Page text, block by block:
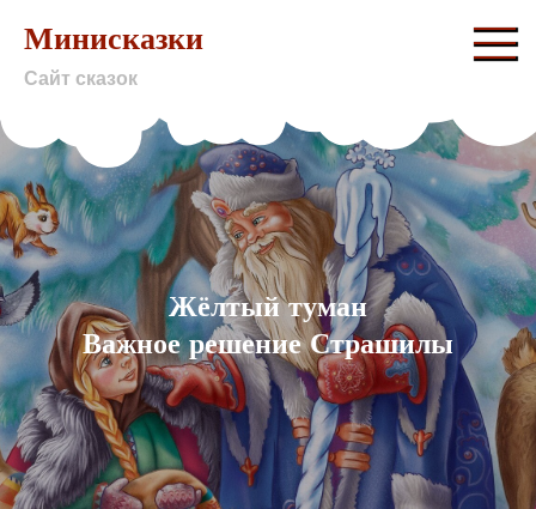
content
Минисказки
Сайт сказок
Жёлтый туман
Важное решение Страшилы